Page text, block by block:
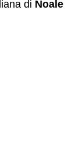
di Noale